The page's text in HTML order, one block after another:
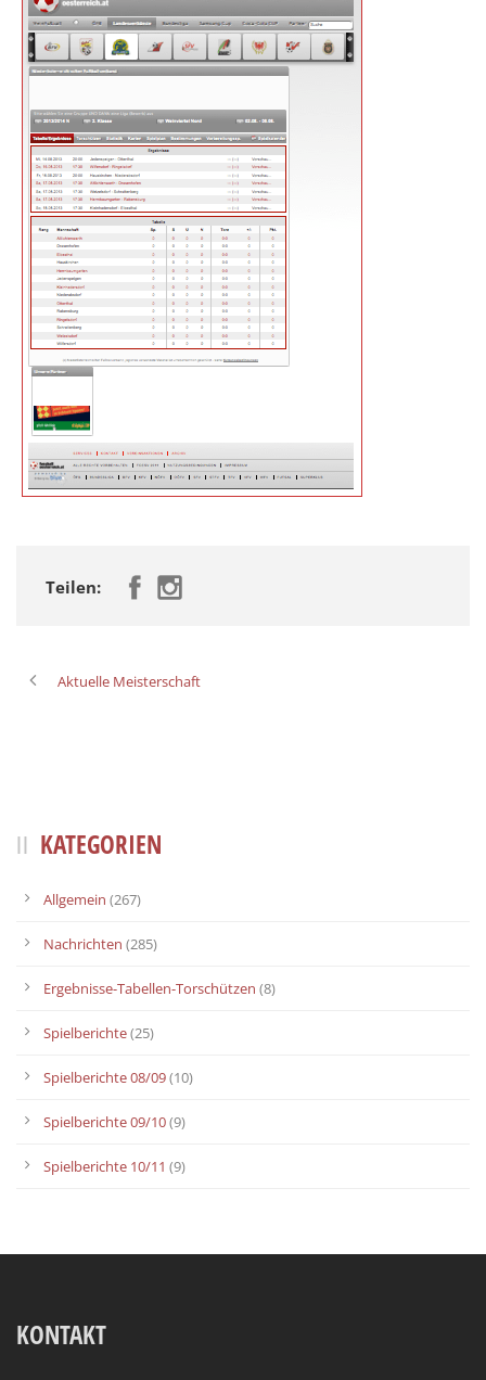
Teilen:
Aktuelle Meisterschaft
KATEGORIEN
Allgemein (267)
Nachrichten (285)
Ergebnisse-Tabellen-Torschützen (8)
Spielberichte(25)
Spielberichte 08/09(10)
Spielberichte 09/10(9)
Spielberichte 10/11 (9)
KONTAKT